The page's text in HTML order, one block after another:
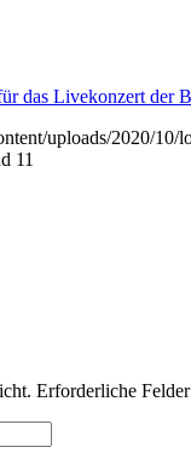
uploads/2020/10/
11
Erforderliche